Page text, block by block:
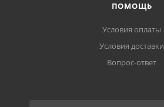
ПОМОЩЬ
Условия оплаты
Условия доставки
Вопрос-ответ